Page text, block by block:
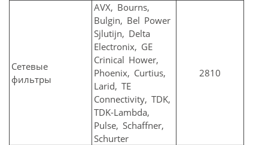
Сетевые
фильтры
AVX, Bourns,
Bulgin, Bel Power
Sjlutijn, Delta
Electronix, GE
Crinical Hower,
Phoenix, Curtius,
Larid, TE
Connectivity, TDK,
TDK-Lambda,
Pulse, Schaffner,
Schurter
2810